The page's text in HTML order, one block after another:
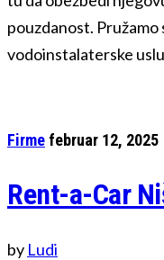
pouzdanost.
vodoinstalaterske
Firmefebruar 12, 2025
Rent-a-Car
by Ludi